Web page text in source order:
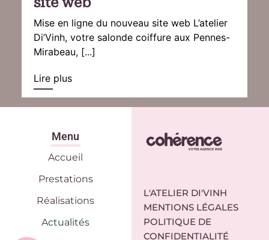
Mise en ligne du nouveau site web L’atelier
Di’Vinh, votre salonde coiffure aux Pennes-
Mirabeau, [...]
Lire plus
Menu
Accueil
Prestations
Réalisations
Actualités
L'ATELIER DI'VINH
MENTIONS LÉGALES
POLITIQUE DE
CONFIDENTIALITÉ